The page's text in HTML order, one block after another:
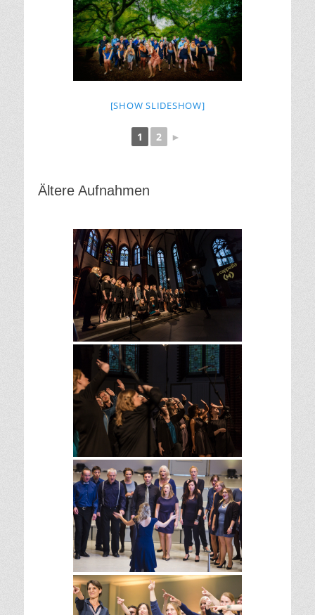
[SHOW SLIDESHOW]
1 2 ►
Ältere Aufnahmen